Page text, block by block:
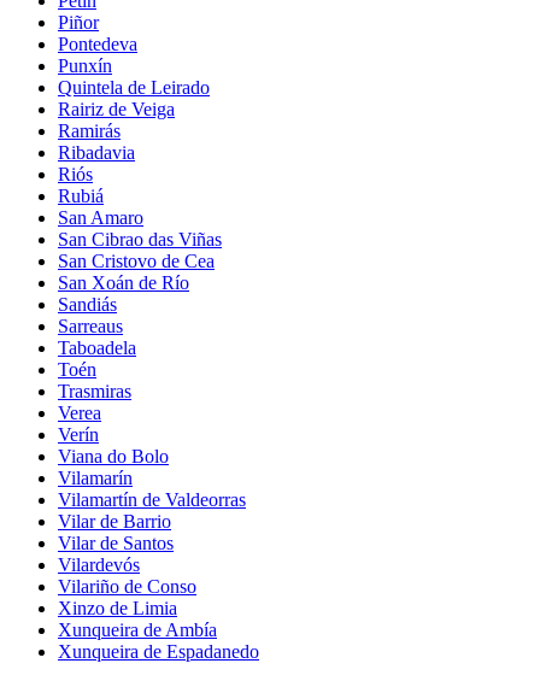
Piñor
Pontedeva
Punxín
Quintela de Leirado
Rairiz de Veiga
Ramirás
Ribadavia
Riós
Rubiá
San Amaro
San Cibrao das Viñas
San Cristovo de Cea
San Xoán de Río
Sandiás
Sarreaus
Taboadela
Toén
Trasmiras
Verea
Verín
Viana do Bolo
Vilamarín
Vilamartín de Valdeorras
Vilar de Barrio
Vilar de Santos
Vilardevós
Vilariño de Conso
Xinzo de Limia
Xunqueira de Ambía
Xunqueira de Espadanedo